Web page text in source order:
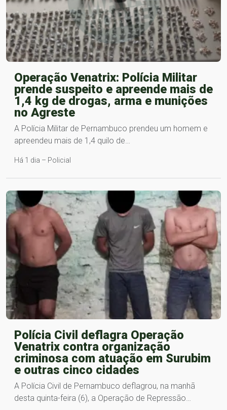
Operação Venatrix: Polícia Militar
prende suspeito e apreende mais de
1,4 kg de drogas, arma e munições
no Agreste
A Polícia Militar de Pernambuco prendeu um homem e
apreendeu mais de 1,4 quilo de…
Há 1 dia – Policial
Polícia Civil deflagra Operação
Venatrix contra organização
criminosa com atuação em Surubim
e outras cinco cidades
A Polícia Civil de Pernambuco deflagrou, na manhã
desta quinta-feira (6), a Operação de Repressão…